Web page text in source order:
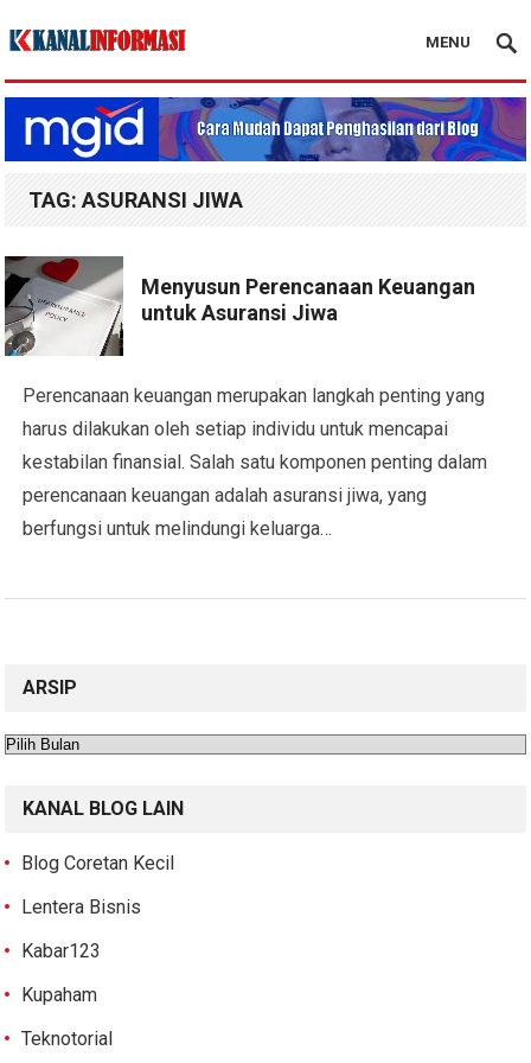
Blog Kanal Info
MENU
TAG:ASURANSI JIWA
Menyusun Perencanaan Keuangan
untuk Asuransi Jiwa
Perencanaan keuangan merupakan langkah penting yang
harus dilakukan oleh setiap individu untuk mencapai
kestabilan finansial. Salah satu komponen penting dalam
perencanaan keuangan adalah asuransi jiwa, yang
berfungsi untuk melindungi keluarga…
ARSIP
Arsip
KANAL BLOG LAIN
Blog Coretan Kecil
Lentera Bisnis
Kabar123
Kupaham
Teknotorial